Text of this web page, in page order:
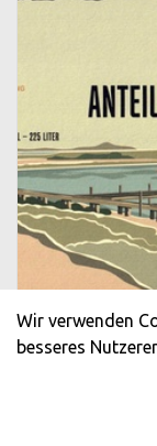
Sylter
Wir verwenden
besseres